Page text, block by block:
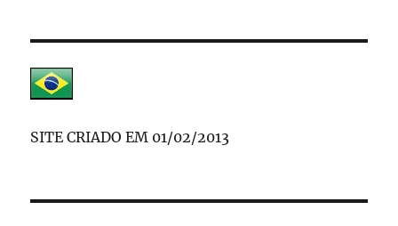
SITE CRIADO EM 01/02/2013